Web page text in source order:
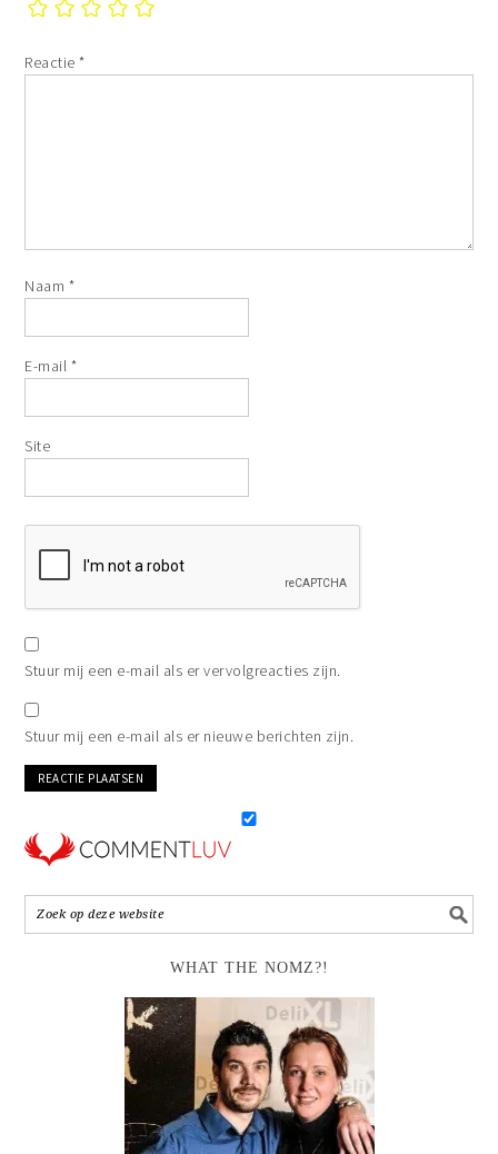
Reactie*
Naam *
E-mail *
Site
Stuur mij een e-mail als er vervolgreacties zijn.
Stuur mij een e-mail als er nieuwe berichten zijn.
WHAT THE NOMZ?!